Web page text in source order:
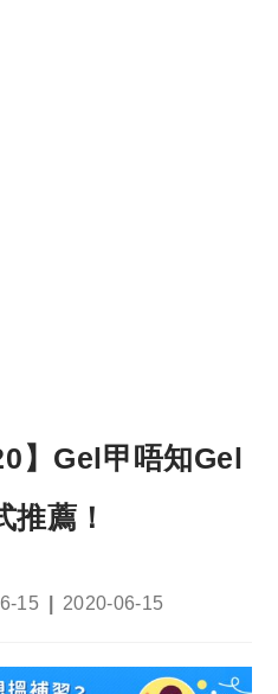
】Gel甲唔知Gel
薦！
15
Post
2020-06-15